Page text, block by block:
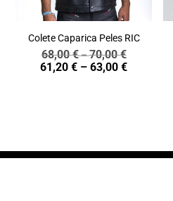
Colete Caparica Peles RIC
68,00€–70,00€Price
range:
61,20€ – 63,00€Price